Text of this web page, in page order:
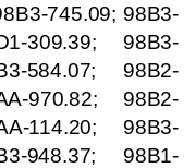
745.09; 98B3-
309.39; 98B3-
584.07; 98B2-
970.82; 98B2-
114.20; 98B3-
948.37; 98B1-